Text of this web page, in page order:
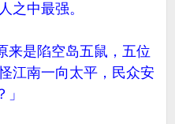
之中最强。
来是陷空岛五鼠，五位
江南一向太平，民众安